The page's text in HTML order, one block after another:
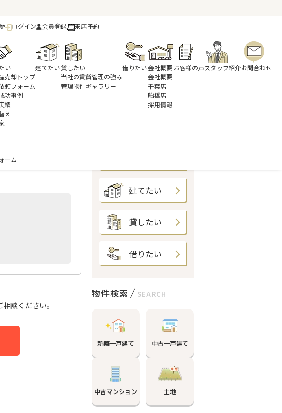
ログイン 会員登録 来店予約
い
売却トップ
頼フォーム
功事例
績
え
ーム
建てたい貸したい
当社の賃貸管理の強み
管理物件ギャラリー
借りたい会社概要
会社概要
千葉店
船橋店
採用情報
お客様の声スタッフ紹介お問合わせ
戸建の売却査定実績
談ください。
建てたい
貸したい
借りたい
物件検索 SEARCH
新築一戸建て 中古一戸建て
中古マンション 土地